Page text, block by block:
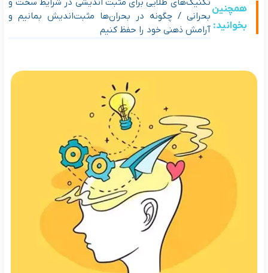
همچنین
بخوانید:
بحرانی / چگونه در بحران‌ها مثبت‌اندیش بمانیم و
آرامش ذهنی خود را حفظ کنیم